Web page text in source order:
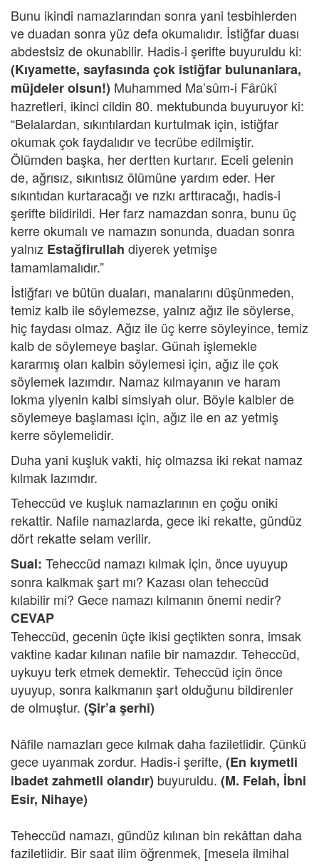
Bunu ikindi namazlarından sonra yani tesbihlerden
ve duadan sonra yüz defa okumalıdır. İstiğfar duası
abdestsiz de okunabilir. Hadis-i şerifte buyuruldu ki:
(Kıyamette, sayfasında çok istiğfar bulunanlara,
müjdeler olsun!) Muhammed Ma’sûm-i Fârûkî
hazretleri, ikinci cildin 80. mektubunda buyuruyor ki:
“Belalardan, sıkıntılardan kurtulmak için, istiğfar
okumak çok faydalıdır ve tecrübe edilmiştir.
Ölümden başka, her dertten kurtarır. Eceli gelenin
de, ağrısız, sıkıntısız ölümüne yardım eder. Her
sıkıntıdan kurtaracağı ve rızkı arttıracağı, hadis-i
şerifte bildirildi. Her farz namazdan sonra, bunu üç
kerre okumalı ve namazın sonunda, duadan sonra
yalnız Estağfirullah diyerek yetmişe
tamamlamalıdır.”
İstiğfarı ve bütün duaları, manalarını düşünmeden,
temiz kalb ile söylemezse, yalnız ağız ile söylerse,
hiç faydası olmaz. Ağız ile üç kerre söyleyince, temiz
kalb de söylemeye başlar. Günah işlemekle
kararmış olan kalbin söylemesi için, ağız ile çok
söylemek lazımdır. Namaz kılmayanın ve haram
lokma yiyenin kalbi simsiyah olur. Böyle kalbler de
söylemeye başlaması için, ağız ile en az yetmiş
kerre söylemelidir.
Duha yani kuşluk vakti, hiç olmazsa iki rekat namaz
kılmak lazımdır.
Teheccüd ve kuşluk namazlarının en çoğu oniki
rekattir. Nafile namazlarda, gece iki rekatte, gündüz
dört rekatte selam verilir.
Sual: Teheccüd namazı kılmak için, önce uyuyup
sonra kalkmak şart mı? Kazası olan teheccüd
kılabilir mi? Gece namazı kılmanın önemi nedir?
CEVAP
Teheccüd, gecenin üçte ikisi geçtikten sonra, imsak
vaktine kadar kılınan nafile bir namazdır. Teheccüd,
uykuyu terk etmek demektir. Teheccüd için önce
uyuyup, sonra kalkmanın şart olduğunu bildirenler
de olmuştur. (Şir’a şerhi)
Nâfile namazları gece kılmak daha faziletlidir. Çünkü
gece uyanmak zordur. Hadis-i şerifte, (En kıymetli
ibadet zahmetli olandır) buyuruldu. (M. Felah, İbni
Esir, Nihaye)
Teheccüd namazı, gündüz kılınan bin rekâttan daha
faziletlidir. Bir saat ilim öğrenmek, [mesela ilmihal